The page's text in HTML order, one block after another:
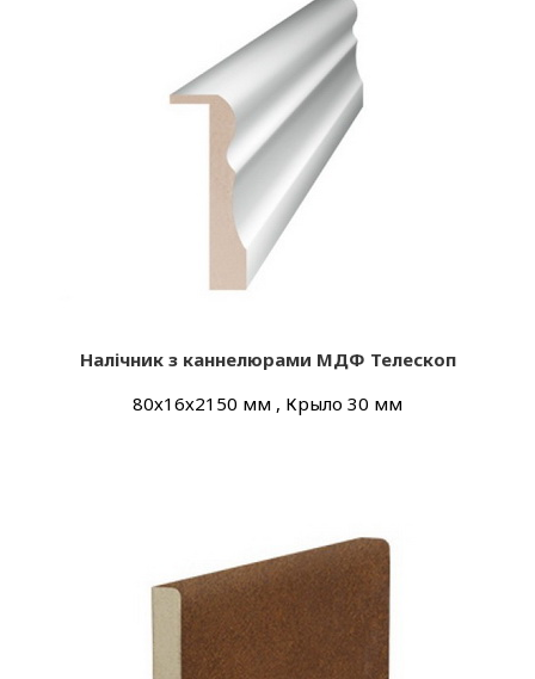
Налічник з каннелюрами МДФ Телескоп
80х16х2150 мм , Крыло 30 мм